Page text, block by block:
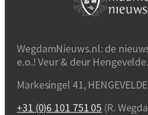
WegdamNieuws.nl: de
e.o.! Veur & deur Hengevelde.
Markesingel 41, HENGEVELDE
+31 (0)6 101 751 05 (R.